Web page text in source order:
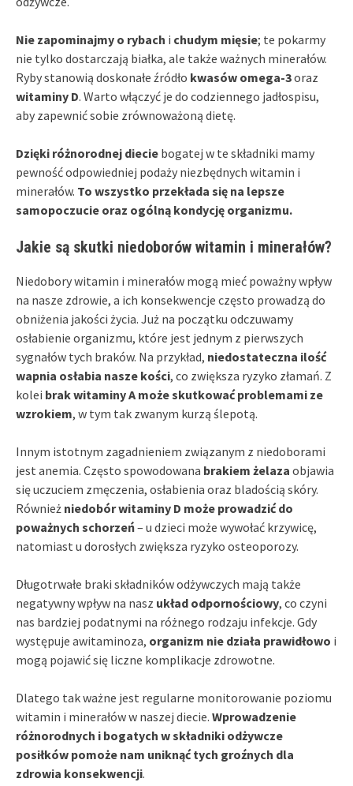
Nie zapominajmy o rybach i chudym mięsie; te pokarmy
nie tylko dostarczają białka, ale także ważnych minerałów.
Ryby stanowią doskonałe źródło kwasów omega-3oraz
witaminy D. Warto włączyć je do codziennego jadłospisu,
aby zapewnić sobie zrównoważoną dietę.
Dzięki różnorodnej diecie bogatej w te składniki mamy
pewność odpowiedniej podaży niezbędnych witamin i
minerałów. To wszystko przekłada się na lepsze
samopoczucie oraz ogólną kondycję organizmu.
Jakie są skutki niedoborów witamin i minerałów?
Niedobory witamin i minerałów mogą mieć poważny wpływ
na nasze zdrowie, a ich konsekwencje często prowadzą do
obniżenia jakości życia. Już na początku odczuwamy
osłabienie organizmu, które jest jednym z pierwszych
sygnałów tych braków. Na przykład, niedostateczna ilość
wapnia osłabia nasze kości, co zwiększa ryzyko złamań. Z
kolei brak witaminy A może skutkować problemami ze
wzrokiem, w tym tak zwanym kurzą ślepotą.
Innym istotnym zagadnieniem związanym z niedoborami
jest anemia. Często spowodowana brakiem żelaza objawia
się uczuciem zmęczenia, osłabienia oraz bladością skóry.
Również niedobór witaminy D może prowadzić do
poważnych schorzeń– u dzieci może wywołać krzywicę,
natomiast u dorosłych zwiększa ryzyko osteoporozy.
Długotrwałe braki składników odżywczych mają także
negatywny wpływ na nasz układ odpornościowy, co czyni
nas bardziej podatnymi na różnego rodzaju infekcje. Gdy
występuje awitaminoza, organizm nie działa prawidłowo i
mogą pojawić się liczne komplikacje zdrowotne.
Dlatego tak ważne jest regularne monitorowanie poziomu
witamin i minerałów w naszej diecie. Wprowadzenie
różnorodnych i bogatych w składniki odżywcze
posiłków pomoże nam uniknąć tych groźnych dla
zdrowia konsekwencji.